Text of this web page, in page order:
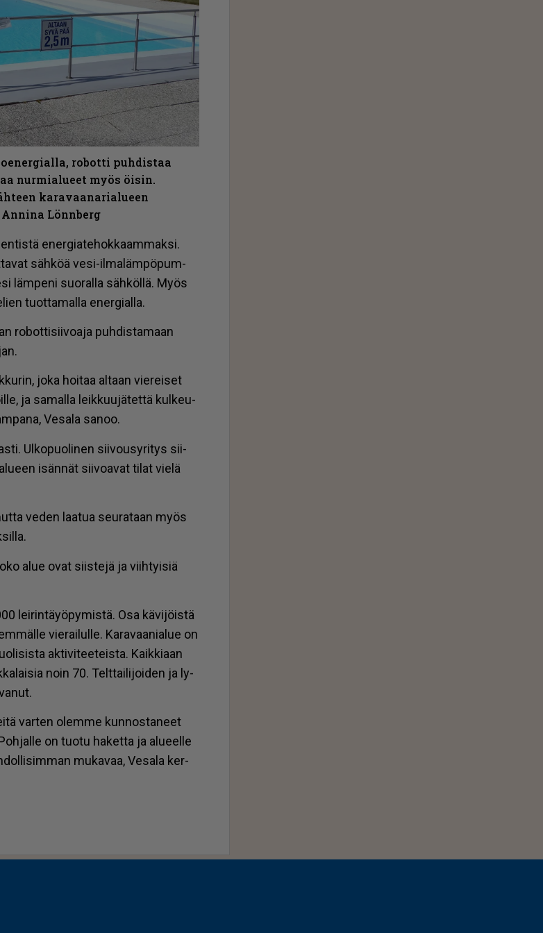
robotti puhdistaa
nurmialueet myös öisin.
karavaanarialueen
Lönnberg
ener­gi­a­te­hok­kaam­mak­si.
säh­köä vesi-il­ma­läm­pö­pum­
läm­pe­ni suo­ral­la säh­köl­lä. Myös
tuot­ta­mal­la ener­gi­al­la.
ro­bot­ti­sii­vo­a­ja puh­dis­ta­maan
joka hoi­taa al­taan vie­rei­set
ja sa­mal­la leik­kuu­jä­tet­tä kul­keu­
Ve­sa­la sa­noo.
Ul­ko­puo­li­nen sii­vou­sy­ri­tys sii­
isän­nät sii­vo­a­vat ti­lat vie­lä
ve­den laa­tua seu­ra­taan myös
alue ovat siis­te­jä ja viih­tyi­siä
lei­rin­täy­ö­py­mis­tä. Osa kä­vi­jöis­tä
vie­rai­lul­le. Ka­ra­vaa­ni­a­lue on
ak­ti­vi­tee­teis­ta. Kaik­ki­aan
noin 70. Telt­tai­li­joi­den ja ly­
var­ten olem­me kun­nos­ta­neet
on tuo­tu ha­ket­ta ja alu­eel­le
mu­ka­vaa, Ve­sa­la ker­